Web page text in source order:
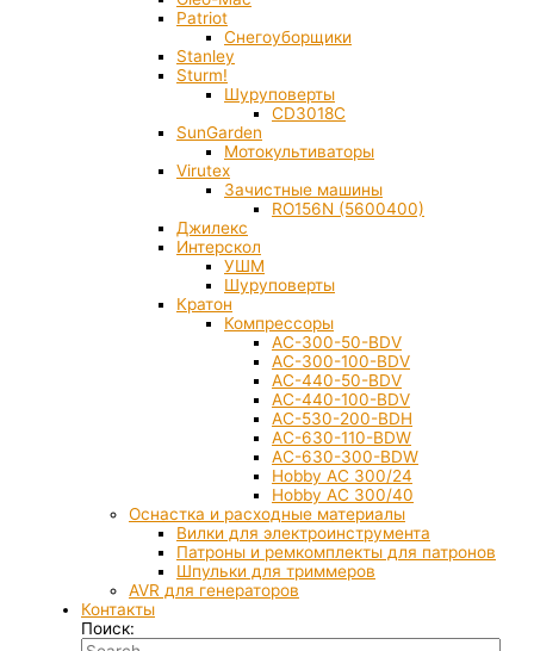
Patriot
Снегоуборщики
Stanley
Sturm!
Шуруповерты
CD3018C
SunGarden
Мотокультиваторы
Virutex
Зачистные машины
RO156N (5600400)
Джилекс
Интерскол
УШМ
Шуруповерты
Кратон
Компрессоры
AC-300-50-BDV
AC-300-100-BDV
AC-440-50-BDV
AC-440-100-BDV
AC-530-200-BDH
AC-630-110-BDW
AC-630-300-BDW
Hobby AC 300/24
Hobby AC 300/40
Оснастка и расходные материалы
Вилки для электроинструмента
Патроны и ремкомплекты для патронов
Шпульки для триммеров
AVR для генераторов
Контакты
Поиск: